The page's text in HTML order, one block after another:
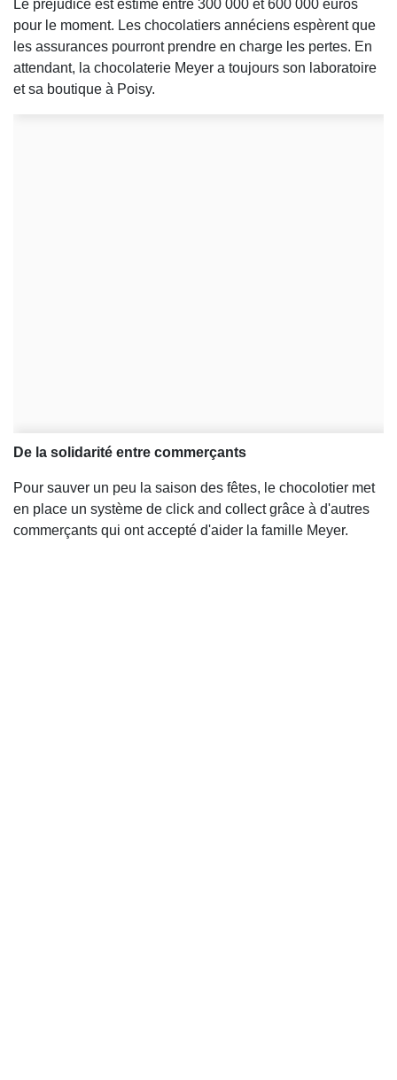
Le préjudice est estimé entre 300 000 et 600 000 euros
pour le moment. Les chocolatiers annéciens espèrent que
les assurances pourront prendre en charge les pertes. En
attendant, la chocolaterie Meyer a toujours son laboratoire
et sa boutique à Poisy.
De la solidarité entre commerçants
Pour sauver un peu la saison des fêtes, le chocolotier met
en place un système de click and collect grâce à d'autres
commerçants qui ont accepté d'aider la famille Meyer.